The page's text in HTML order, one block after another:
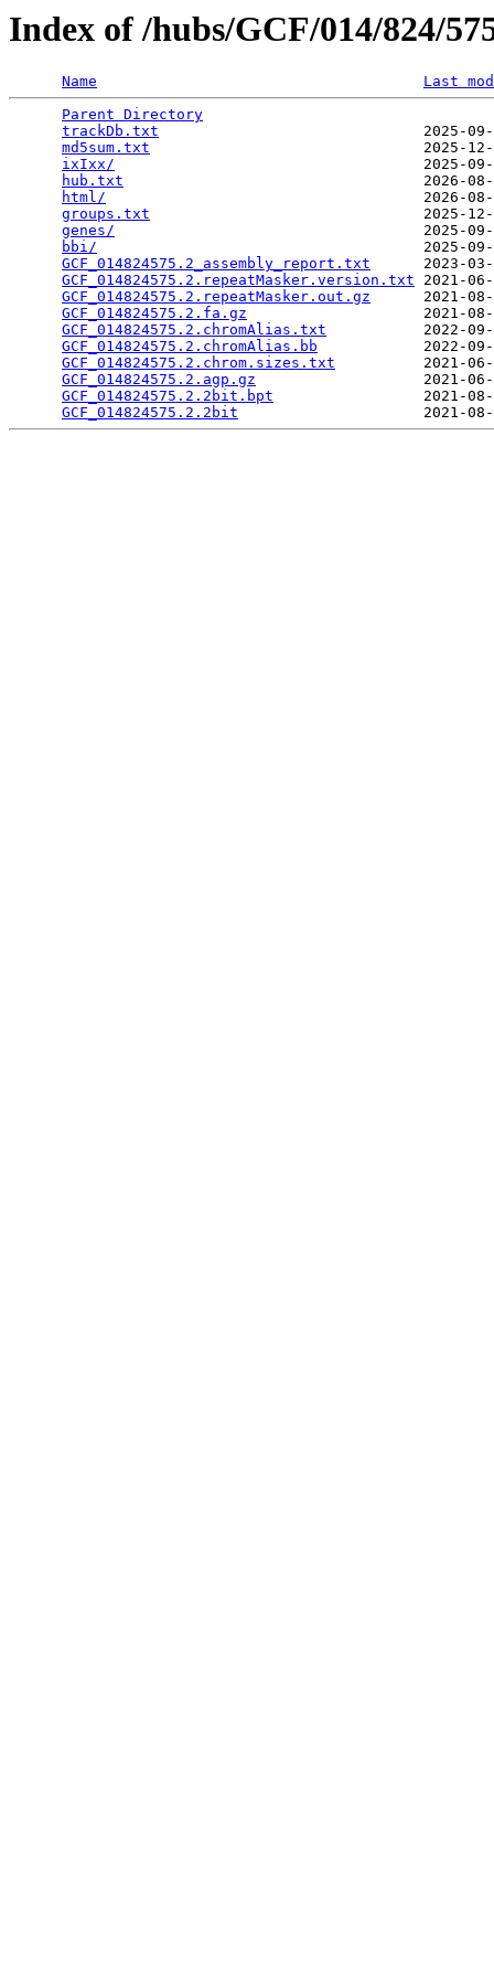
Index of /hubs/GCF/014/824/
Name
Last
Parent Directory
trackDb.txt
2025-
md5sum.txt
2025-
ixIxx/
2025-
hub.txt
2026-
html/
2026-
groups.txt
2025-
genes/
2025-
bbi/
2025-
GCF_014824575.2_assembly_report.txt
2023-
GCF_014824575.2.repeatMasker.version.txt 2021-
GCF_014824575.2.repeatMasker.out.gz
2021-
GCF_014824575.2.fa.gz
2021-
GCF_014824575.2.chromAlias.txt
2022-
GCF_014824575.2.chromAlias.bb
2022-
GCF_014824575.2.chrom.sizes.txt
2021-
GCF_014824575.2.agp.gz
2021-
GCF_014824575.2.2bit.bpt
2021-
GCF_014824575.2.2bit